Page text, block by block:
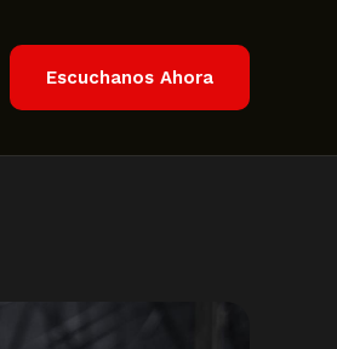
Escuchanos Ahora